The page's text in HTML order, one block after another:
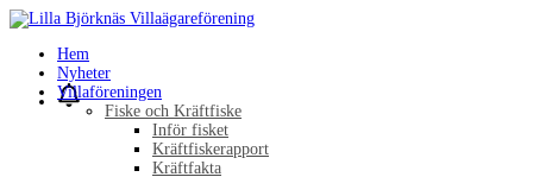
Hem
Nyheter
Villaföreningen
Fiske och Kräftfiske
Inför fisket
Kräftfiskerapport
Kräftfakta